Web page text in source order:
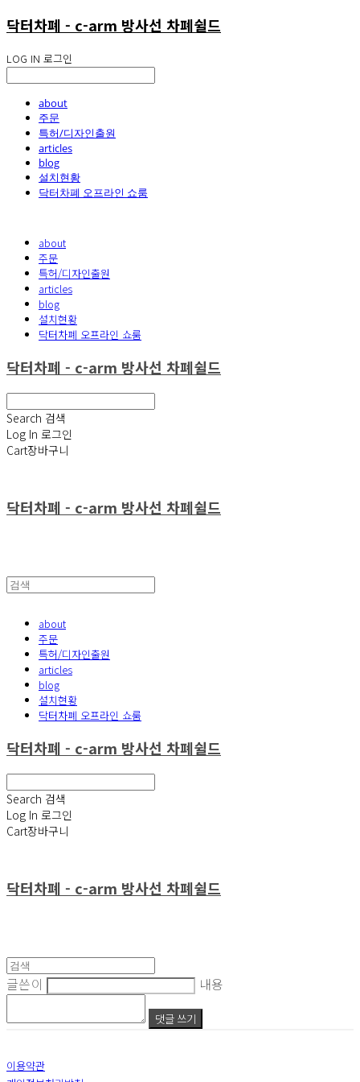
닥터차폐 - c-arm 방사선 차폐쉴드
LOG IN 로그인
about
주문
특허/디자인출원
articles
blog
설치현황
닥터차폐 오프라인 쇼룸
about
주문
특허/디자인출원
articles
blog
설치현황
닥터차폐 오프라인 쇼룸
닥터차폐 - c-arm 방사선 차폐쉴드
Search 검색
Log In 로그인
Cart장바구니
닥터차폐 - c-arm 방사선 차폐쉴드
about
주문
특허/디자인출원
articles
blog
설치현황
닥터차폐 오프라인 쇼룸
닥터차폐 - c-arm 방사선 차폐쉴드
Search 검색
Log In 로그인
Cart장바구니
닥터차폐 - c-arm 방사선 차폐쉴드
글쓴이 내용
댓글 쓰기
이용약관